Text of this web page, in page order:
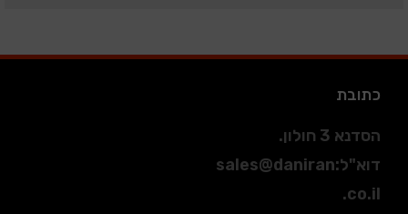
כתובת
הסדנא 3 חולון.
דוא"ל:
sales@daniran
.co.il